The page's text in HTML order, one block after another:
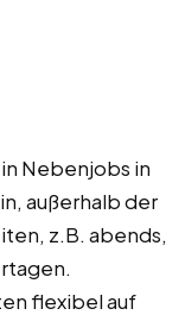
Nebenjobs in
außerhalb der
z.B. abends,
flexibel auf